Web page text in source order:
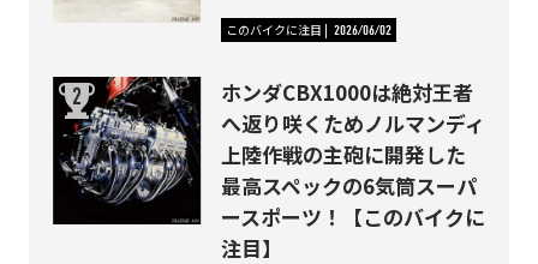
このバイクに注目 2026/06/02
ホンダCBX1000は絶対王者
へ返り咲くためノルマンディ
上陸作戦の主砲に開発した
最高スペックの6気筒スーパ
ースポーツ！【このバイクに
注目】